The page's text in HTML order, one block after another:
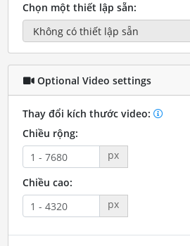
Chọn một thiết lập sẵn:
Optional Video settings
Thay đổi kích thước video:
Chiều rộng:
px
Chiều cao:
px